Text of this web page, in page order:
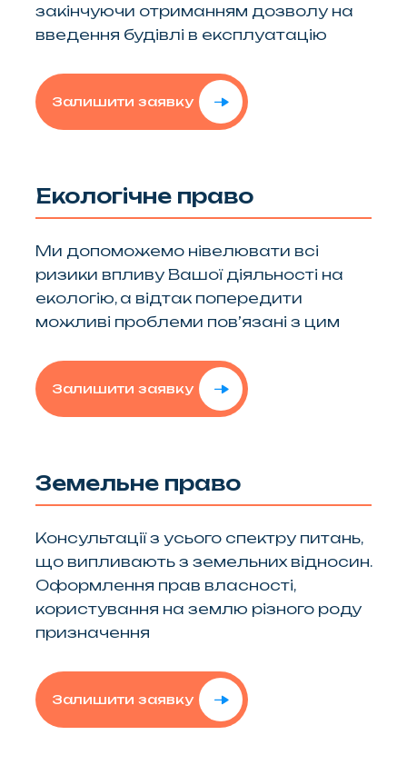
закінчуючи отриманням дозволу на
введення будівлі в експлуатацію
Залишити заявку
Екологічне право
Ми допоможемо нівелювати всі
ризики впливу Вашої діяльності на
екологію, а відтак попередити
можливі проблеми пов’язані з цим
Залишити заявку
Земельне право
Консультації з усього спектру питань,
що випливають з земельних відносин.
Оформлення прав власності,
користування на землю різного роду
призначення
Залишити заявку